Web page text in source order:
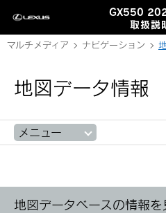
GX550
取扱説
マルチメディア ナビゲーション
地図データ情報
メニュー
地図データベースの情報を